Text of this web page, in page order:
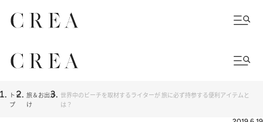
トッ
プ
旅＆お出か
け
世界中のビーチを取材するライターが 旅に必ず持参する便利アイテムと
は？